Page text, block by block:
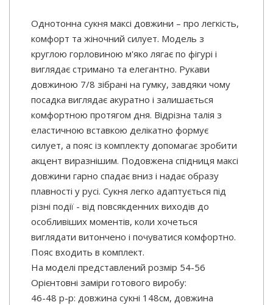
Однотонна сукня максі довжини – про легкість,
комфорт та жіночний силует. Модель з
круглою горловиною м'яко лягає по фігурі і
виглядає стримано та елегантно. Рукави
довжиною 7/8 зібрані на гумку, завдяки чому
посадка виглядає акуратно і залишається
комфортною протягом дня. Відрізна талія з
еластичною вставкою делікатно формує
силует, а пояс із комплекту допомагає зробити
акцент виразнішим. Подовжена спідниця максі
довжини гарно спадає вниз і надає образу
плавності у русі. Сукня легко адаптується під
різні події - від повсякденних виходів до
особливіших моментів, коли хочеться
виглядати витончено і почуватися комфортно.
Пояс входить в комплект.
На моделі представлений розмір 54-56
Орієнтовні заміри готового виробу:
46-48 р-р: довжина сукні 148см, довжина